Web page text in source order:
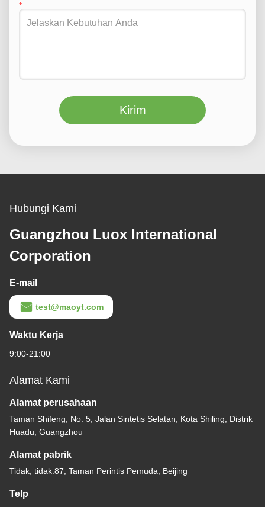
Kirim
Hubungi Kami
Guangzhou Luox International
Corporation
E-mail
test@maoyt.com
Waktu Kerja
9:00-21:00
Alamat Kami
Alamat perusahaan
Taman Shifeng, No. 5, Jalan Sintetis Selatan, Kota Shiling, Distrik
Huadu, Guangzhou
Alamat pabrik
Tidak, tidak.87, Taman Perintis Pemuda, Beijing
Telp